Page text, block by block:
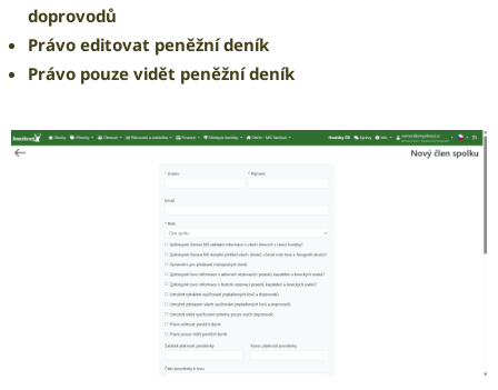
doprovodů
Právo editovat peněžní deník
Právo pouze vidět peněžní deník